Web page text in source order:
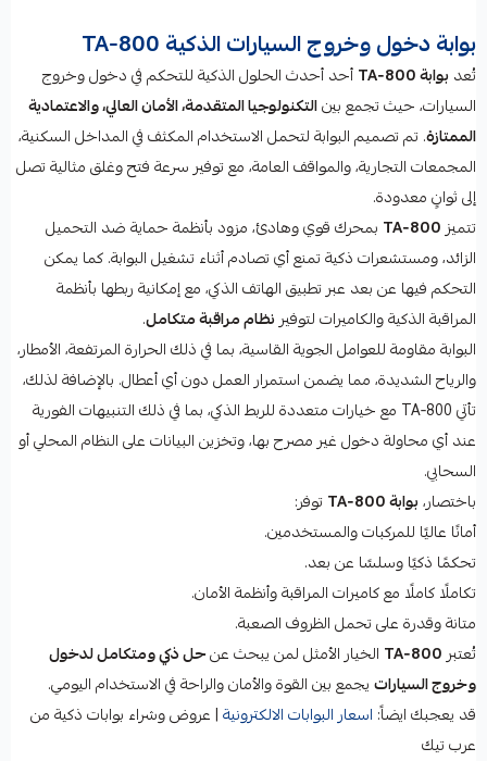
بوابة دخول وخروج السيارات الذكية TA‑800
تُعد بوابة TA‑800
أحد أحدث الحلول الذكية للتحكم في دخول وخروج
السيارات، حيث تجمع بينالتكنولوجيا المتقدمة، الأمان العالي، والاعتمادية
الممتازة. تم تصميم البوابة لتحمل الاستخدام المكثف في المداخل السكنية،
المجمعات التجارية، والمواقف العامة، مع توفير سرعة فتح وغلق مثالية تصل
إلى ثوانٍ معدودة.
تتميزTA‑800 بمحرك قوي وهادئ، مزود بأنظمة حماية ضد التحميل
الزائد، ومستشعرات ذكية تمنع أي تصادم أثناء تشغيل البوابة. كما يمكن
التحكم فيها عن بعد عبر تطبيق الهاتف الذكي، مع إمكانية ربطها بأنظمة
المراقبة الذكية والكاميرات لتوفيرنظام مراقبة متكامل.
البوابة مقاومة للعوامل الجوية القاسية، بما في ذلك الحرارة المرتفعة، الأمطار،
والرياح الشديدة، مما يضمن استمرار العمل دون أي أعطال. بالإضافة لذلك،
تأتي TA‑800 مع خيارات متعددة للربط الذكي، بما في ذلك التنبيهات الفورية
عند أي محاولة دخول غير مصرح بها، وتخزين البيانات على النظام المحلي أو
السحابي.
باختصار،بوابة TA‑800
توفر:
أمانًا عاليًا للمركبات والمستخدمين.
تحكمًا ذكيًا وسلسًا عن بعد.
تكاملًا كاملًا مع كاميرات المراقبة وأنظمة الأمان.
متانة وقدرة على تحمل الظروف الصعبة.
تُعتبرTA‑800 الخيار الأمثل لمن يبحث عنحل ذكي ومتكامل لدخول
وخروج السياراتيجمع بين القوة والأمان والراحة في الاستخدام اليومي.
قد يعجبك ايضاً: اسعار البوابات الالكترونية| عروض وشراء بوابات ذكية من
عرب تيك